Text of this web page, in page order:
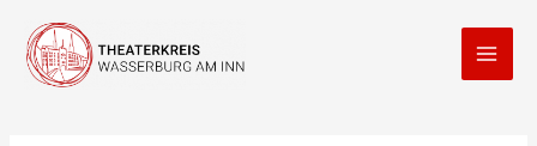
Inhalt
springen